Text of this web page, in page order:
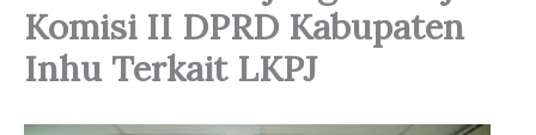
Komisi II DPRD Kabupaten
Inhu Terkait LKPJ